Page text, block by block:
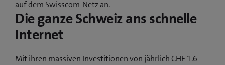
auf dem Swisscom-Netz an.
Die ganze Schweiz ans schnelle
Internet
Mit ihren massiven Investitionen von jährlich CHF 1.6